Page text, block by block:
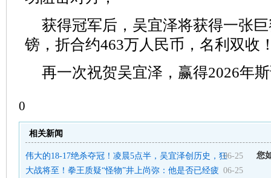
获得冠军后，吴宜泽将获得一张
镑，折合约463万人民币，名利双收
再一次祝贺吴宜泽，赢得2026年
0
相关新闻
伟大的18-17绝杀夺冠！凌晨5点半，吴宜泽创历史，狂06-25
大战将至！拳王质疑“怪物”井上尚弥：他是否已经疲 06-25
您